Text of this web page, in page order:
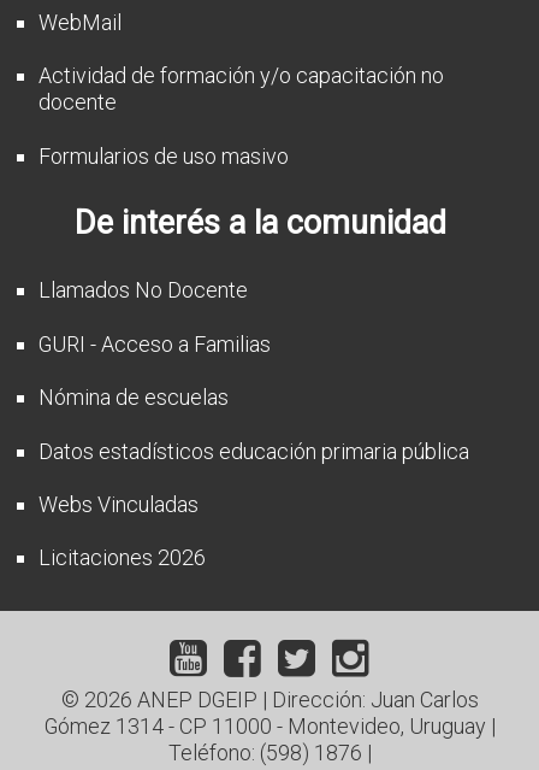
WebMail
Actividad de formación y/o capacitación no
docente
Formularios de uso masivo
De interés a la comunidad
Llamados No Docente
GURI - Acceso a Familias
Nómina de escuelas
Datos estadísticos educación primaria pública
Webs Vinculadas
Licitaciones 2026
© 2026 ANEP DGEIP | Dirección: Juan Carlos
Gómez 1314 - CP 11000 - Montevideo, Uruguay |
Teléfono: (598) 1876 |